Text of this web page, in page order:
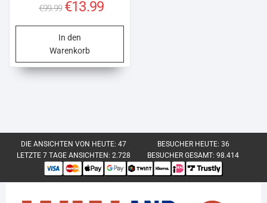
€99.99
Ursprünglicher
€99.99
€13.99
In den
Warenkorb
DIE ANSICHTEN VON HEUTE:47 BESUCHER HEUTE: 36
LETZTE 7 TAGE ANSICHTEN:2.728 BESUCHER GESAMT:98.414